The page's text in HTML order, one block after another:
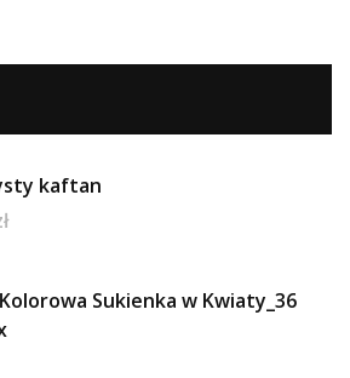
kaftan
Sukienka w Kwiaty_36